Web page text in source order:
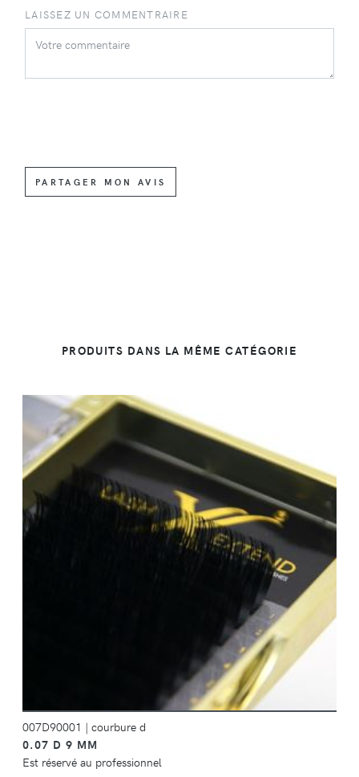
LAISSEZ UN COMMENTRAIRE
PARTAGER MON AVIS
PRODUITS DANS LA MÊME CATÉGORIE
DÉTAILS
007D90001 | courbure d
0.07 D 9 MM
Est réservé au professionnel